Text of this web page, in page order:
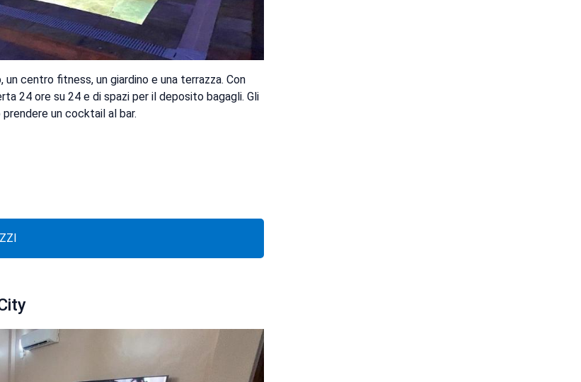
centro fitness, un giardino e una terrazza. Con
24 ore su 24 e di spazi per il deposito bagagli. Gli
un cocktail al bar.